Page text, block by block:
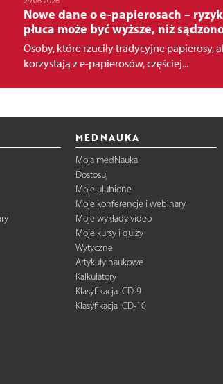
Nowe dane o e-papierosach –
płuca może być wyższe, niż
Osoby, które rzuciły tradycyjne papierosy,
korzystają z e-papierosów, częściej...
MEDNAUKA
Moja medNauka
Dostosuj
Moje ulubione
Moje konferencje i webinary
Moje wykłady video
Moje kursy i quizy
Wytyczne
Artykuły naukowe
Kalkulatory
Klasyfikacja ICD-9
Klasyfikacja ICD-10